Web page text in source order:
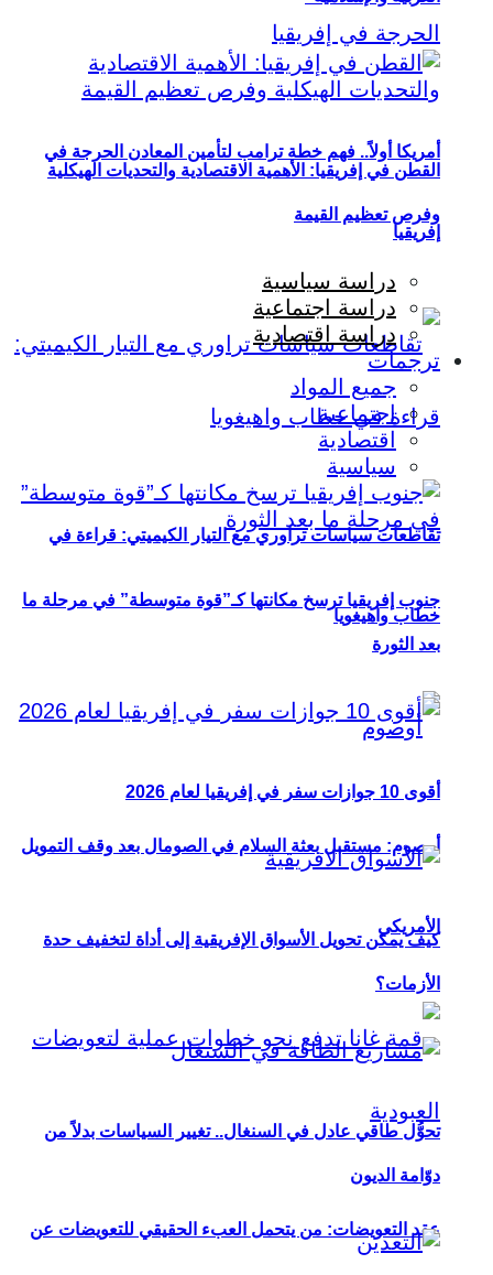
أمريكا أولاً.. فهم خطة ترامب لتأمين المعادن الحرجة في
إفريقيا
تقاطعات سياسات تراوري مع التيار الكيميتي: قراءة في
خطاب واهيغويا
أوصوم: مستقبل بعثة السلام في الصومال بعد وقف التمويل
الأمريكي
عقد التعويضات: من يتحمل العبء الحقيقي للتعويضات عن
القطن في إفريقيا: الأهمية الاقتصادية والتحديات الهيكلية
وفرص تعظيم القيمة
دراسة سياسية
دراسة اجتماعية
دراسة اقتصادية
ترجمات
جميع المواد
اجتماعية
اقتصادية
سياسية
جنوب إفريقيا ترسخ مكانتها كـ”قوة متوسطة” في مرحلة ما
بعد الثورة
أقوى 10 جوازات سفر في إفريقيا لعام 2026
كيف يمكن تحويل الأسواق الإفريقية إلى أداة لتخفيف حدة
الأزمات؟
تحوُّل طاقي عادل في السنغال.. تغيير السياسات بدلاً من
دوّامة الديون